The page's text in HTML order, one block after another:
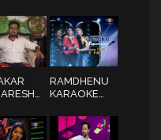
3 |
PART2 |
RAMDHENUTV
RAMDHENU
KARAOKE
STARTS
FROM 16TH